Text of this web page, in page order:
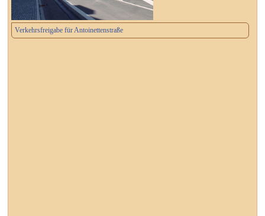
Verkehrsfreigabe für Antoinettenstraße